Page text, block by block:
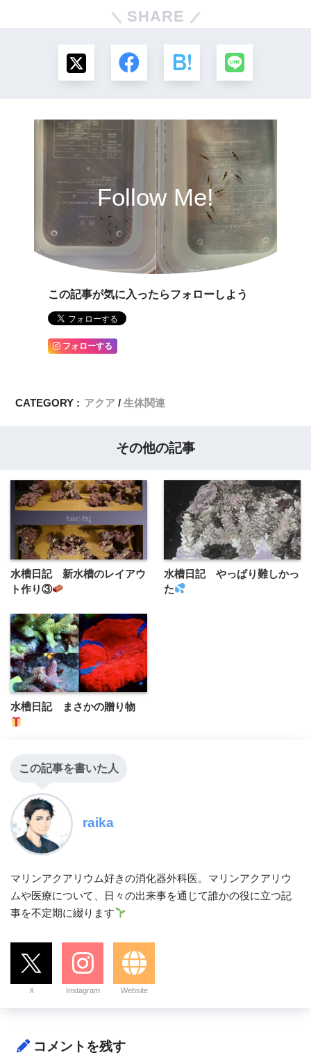
SHARE
Follow Me!
この記事が気に入ったらフォローしよう
フォローする
CATEGORY : アクア 生体関連
その他の記事
水槽日記 新水槽のレイアウ
ト作り③
水槽日記 やっぱり難しかっ
た
水槽日記 まさかの贈り物
この記事を書いた人
raika
マリンアクアリウム好きの消化器外科医。マリンアクアリウ
ムや医療について、日々の出来事を通じて誰かの役に立つ記
事を不定期に綴ります
X Instagram Website
コメントを残す